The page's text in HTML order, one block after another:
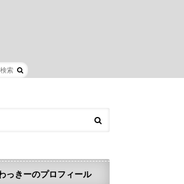
っきーのプロフィール